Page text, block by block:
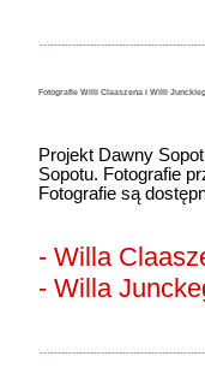
Fotografie Willi Claaszena i Willi
Projekt Dawny
Sopotu. Fotografie
Fotografie są
- Willa
- Willa